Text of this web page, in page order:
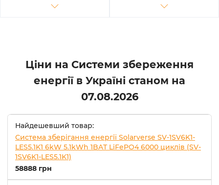
Ціни на Системи збереження
енергії в Україні станом на
07.08.2026
Найдешевший товар:
Система зберігання енергії Solarverse SV-1SV6K1-
LES5.1K1 6kW 5.1kWh 1BAT LiFePO4 6000 циклів (SV-
1SV6K1-LES5.1K1)
58888 грн